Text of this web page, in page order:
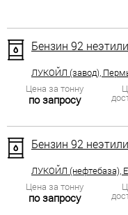
Бензин 92
ЛУКОЙЛ (завод),
Цена за тонну
по запросу
Бензин 92
ЛУКОЙЛ (нефтебаза),
Цена за тонну
по запросу